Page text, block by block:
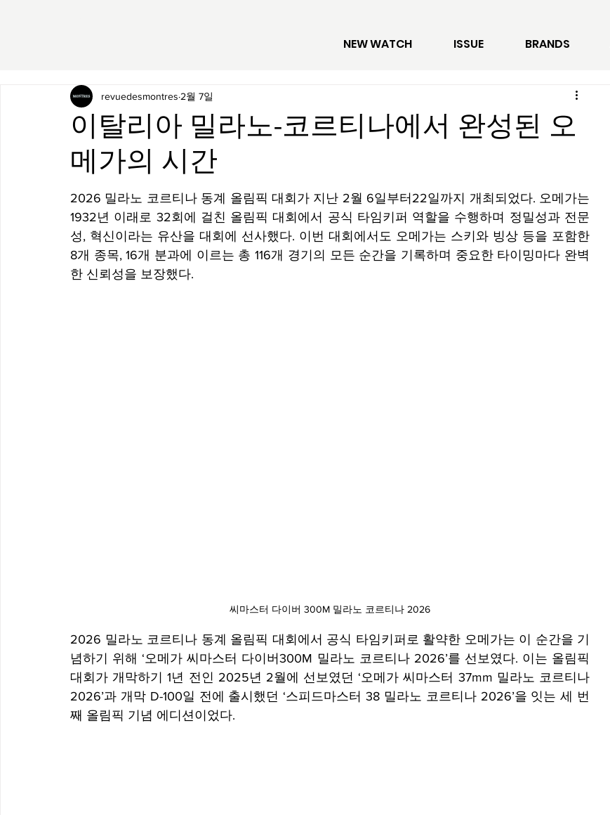
NEW WATCH ISSUE BRANDS
이탈리아 밀라노-코르티나에서 완성된 오
메가의 시간
revuedesmontres 2월 7일
2026 밀라노 코르티나 동계 올림픽 대회가 지난 2월 6일부터22일까지 개최되었다. 오메가는
1932년 이래로 32회에 걸친 올림픽 대회에서 공식 타임키퍼 역할을 수행하며 정밀성과 전문
성, 혁신이라는 유산을 대회에 선사했다. 이번 대회에서도 오메가는 스키와 빙상 등을 포함한
8개 종목, 16개 분과에 이르는 총 116개 경기의 모든 순간을 기록하며 중요한 타이밍마다 완벽
한 신뢰성을 보장했다.
씨마스터 다이버 300M 밀라노 코르티나 2026
2026 밀라노 코르티나 동계 올림픽 대회에서 공식 타임키퍼로 활약한 오메가는 이 순간을 기
념하기 위해 ‘오메가 씨마스터 다이버300M 밀라노 코르티나 2026’를 선보였다. 이는 올림픽
대회가 개막하기 1년 전인 2025년 2월에 선보였던 ‘오메가 씨마스터 37mm 밀라노 코르티나
2026’과 개막 D-100일 전에 출시했던 ‘스피드마스터 38 밀라노 코르티나 2026’을 잇는 세 번
째 올림픽 기념 에디션이었다.